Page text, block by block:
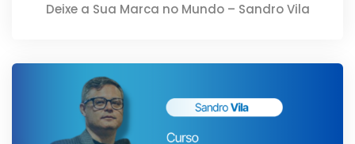
Deixe a Sua Marca no Mundo – Sandro Vila